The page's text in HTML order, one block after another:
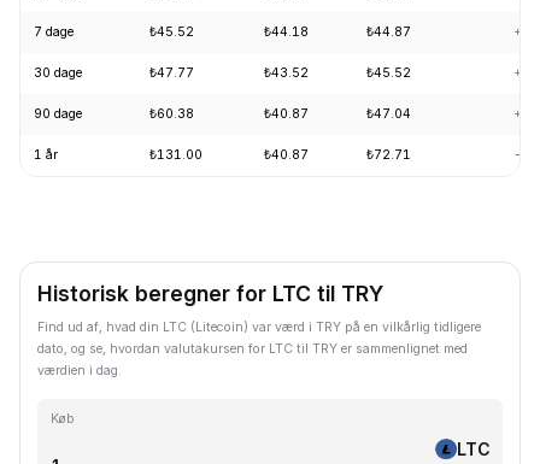
7 dage ₺45.52 ₺44.18 ₺44.87
30 dage ₺47.77 ₺43.52 ₺45.52
90 dage ₺60.38 ₺40.87 ₺47.04
1 år ₺131.00 ₺40.87 ₺72.71 -
Historisk beregner for LTC til TRY
Find ud af, hvad din LTC (Litecoin) var værd i TRY på en vilkårlig tidligere
dato, og se, hvordan valutakursen for LTC til TRY er sammenlignet med
værdien i dag.
Køb
LTC